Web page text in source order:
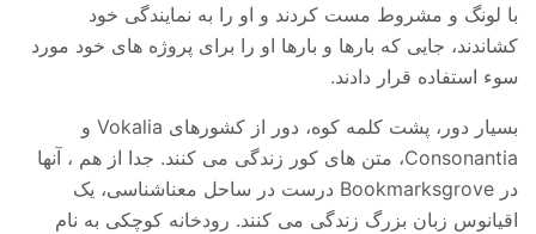
با لونگ و مشروط مست کردند و او را به نمایندگی خود
کشاندند، جایی که بارها و بارها او را برای پروژه های خود مورد
سوء استفاده قرار دادند.
بسیار دور، پشت کلمه کوه، دور از کشورهای Vokalia و
Consonantia، متن های کور زندگی می کنند. جدا از هم ، آنها
در Bookmarksgrove درست در ساحل معناشناسی، یک
اقیانوس زبان بزرگ زندگی می کنند. رودخانه کوچکی به نام